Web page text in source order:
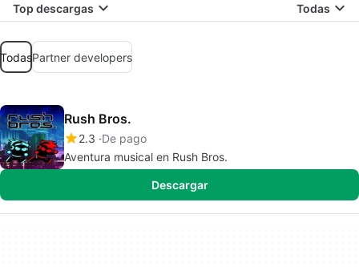
Top descargas Todas
TodasPartner developers
Rush Bros.
2.3 De pago
Aventura musical en Rush Bros.
Descargar